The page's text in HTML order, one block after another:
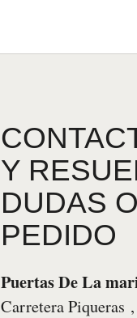
Y
DUDAS
PEDIDO
Puertas De La
Carretera Piqueras